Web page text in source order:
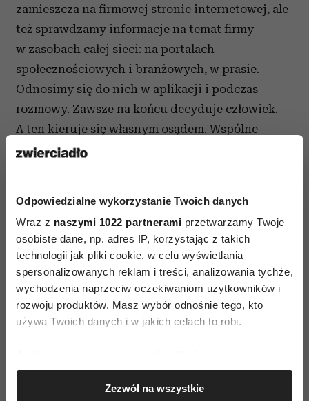
Odpowiedzialne wykorzystanie Twoich danych
Wraz z naszymi 1022 partnerami przetwarzamy Twoje
osobiste dane, np. adres IP, korzystając z takich
technologii jak pliki cookie, w celu wyświetlania
spersonalizowanych reklam i treści, analizowania tychże,
wychodzenia naprzeciw oczekiwaniom użytkowników i
rozwoju produktów. Masz wybór odnośnie tego, kto
używa Twoich danych i w jakich celach to robi.
Gromadzić dane dotyczące Twojej lokalizacji
geograficznej z dokładnością nawet do kilku metrów
Zezwól na wszystkie
zamieszcza na firmowej stronie internetowej, ale
też sprawdzamy informacje na temat firmy
w zasobach całej sieci: na portalach
społecznościowych i branżowych, w prasie.
Odnosimy się do nich w aplikacji i podczas
rozmowy. Zawsze na końcu decyduje człowiek.
A ten kieruje się własnym osądem. Wspólne
wartości pomogą zbudować nić porozumienia
i sympatii.
Policz i wytłuść osiągnięcia
. Nawet najlepsze podanie może zagubić się
wśród wielu innych. Ale jest pewien trik, który
pomoże temu zapobiec - liczby. Dobrze jest
przeliczyć swoje osiągnięcia i doświadczenie na
procenty i kwoty. To naprawdę działa. Może np.
podać wysokość budżetu, jakim się zarządzało,
zredukowało się koszty. Trzeba tylko zachować